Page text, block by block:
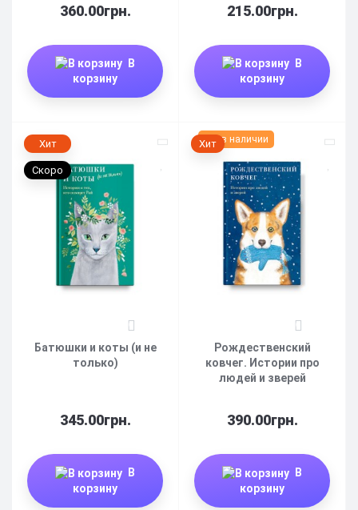
360.00грн.
В
корзину
215.00грн.
В
корзину
Хит
Скоро
Батюшки и коты (и не
только)
345.00грн.
В
корзину
Нет в наличии
Хит
Рождественский
ковчег. Истории про
людей и зверей
390.00грн.
В
корзину